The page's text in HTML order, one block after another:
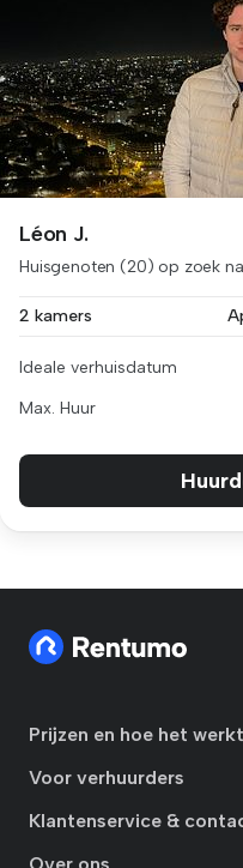
Léon J.
Huisgenoten (20) op zoek
2 kamers
Ideale verhuisdatum
Max. Huur
Prijzen en hoe het werkt
Voor verhuurders
Klantenservice &